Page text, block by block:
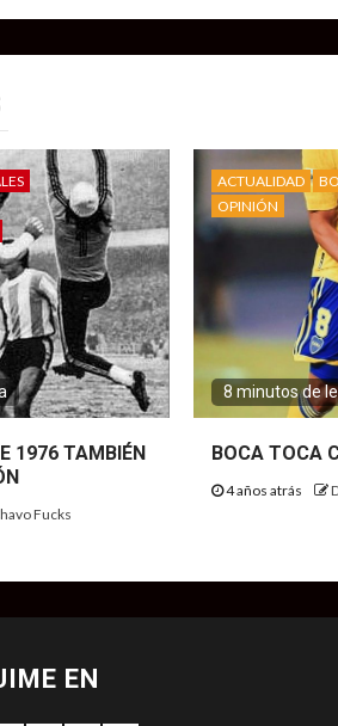
1976 TAMBIÉN
Fucks
ACTUALIDAD
OPINIÓN
8 minutos de
BOCA TOCA
4 años atrás
EN